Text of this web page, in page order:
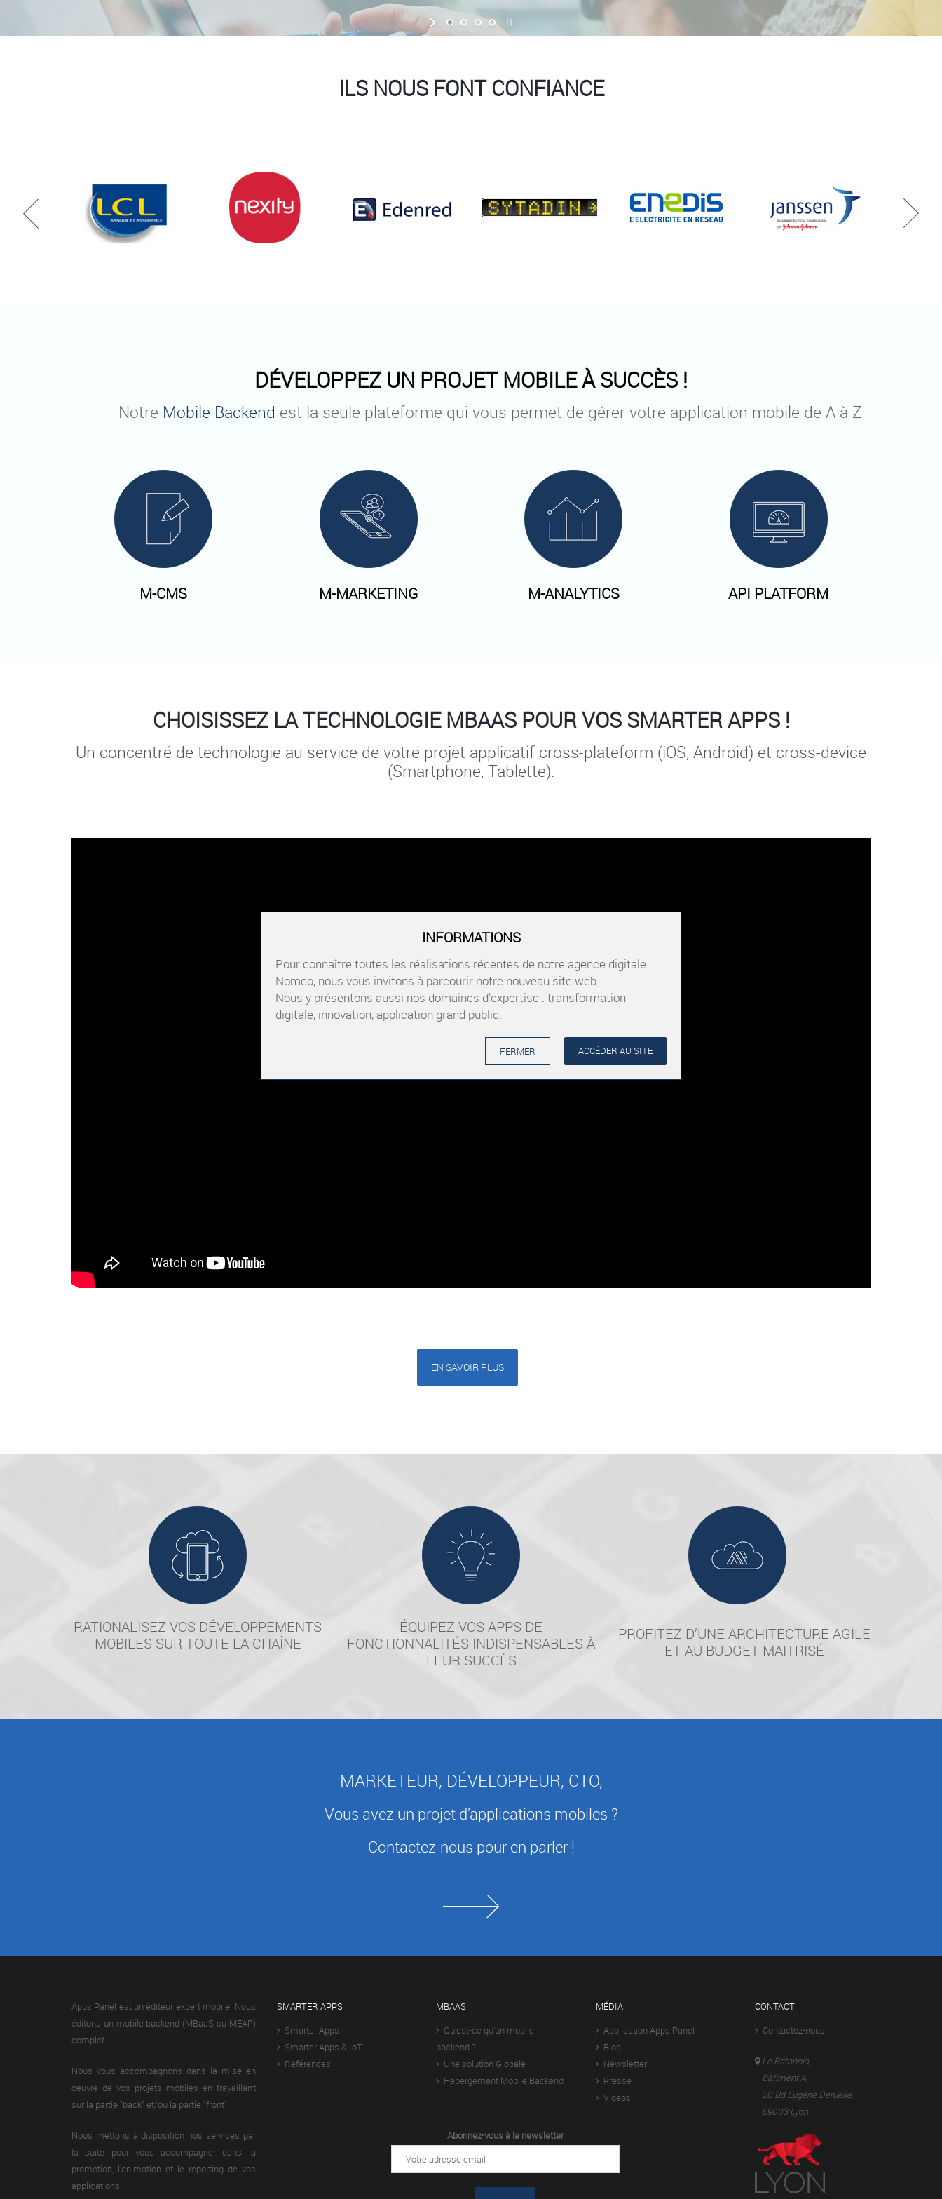
ILS NOUS FONT CONFIANCE
DÉVELOPPEZ UN PROJET MOBILE À SUCCÈS !
Notre Mobile Backend est la seule plateforme qui vous permet de gérer votre application mobile de A à Z
M-CMS M-MARKETING M-ANALYTICS API PLATFORM
CHOISISSEZ LA TECHNOLOGIE MBAAS POUR VOS SMARTER APPS !
Un concentré de technologie au service de votre projet applicatif cross-plateform (iOS, Android) et cross-device
(Smartphone, Tablette).
EN SAVOIR PLUS
RATIONALISEZ VOS DÉVELOPPEMENTS
MOBILES SUR TOUTE LA CHAÎNE
ÉQUIPEZ VOS APPS DE
FONCTIONNALITÉS INDISPENSABLES À
LEUR SUCCÈS
PROFITEZ D’UNE ARCHITECTURE AGILE
ET AU BUDGET MAITRISÉ
MARKETEUR, DÉVELOPPEUR, CTO,
Vous avez un projet d’applications mobiles ?
Contactez-nous pour en parler !
INFORMATIONS
Pour connaître toutes les réalisations récentes de notre agence digitale
Nomeo, nous vous invitons à parcourir notre nouveau site web.
Nous y présentons aussi nos domaines d'expertise : transformation
digitale, innovation, application grand public.
FERMER ACCÉDER AU SITE
Apps Panel est un éditeur expert mobile. Nous
éditons un mobile backend (MBaaS ou MEAP)
complet.
Nous vous accompagnons dans la mise en
oeuvre de vos projets mobiles en travaillant
sur la partie "back" et/ou la partie "front".
Nous mettons à disposition nos services par
la suite pour vous accompagner dans la
promotion, l'animation et le reporting de vos
applications.
SMARTER APPS
Smarter Apps
Smarter Apps & IoT
Références
MBAAS
Qu’est-ce qu’un mobile
backend ?
Une solution Globale
Hébergement Mobile Backend
MÉDIA
Application Apps Panel
Blog
Newsletter
Presse
Vidéos
Abonnez-vous à la newsletter
CONTACT
Contactez-nous
Le Britannia,
Bâtiment A,
20 Bd Eugène Deruelle,
69003 Lyon